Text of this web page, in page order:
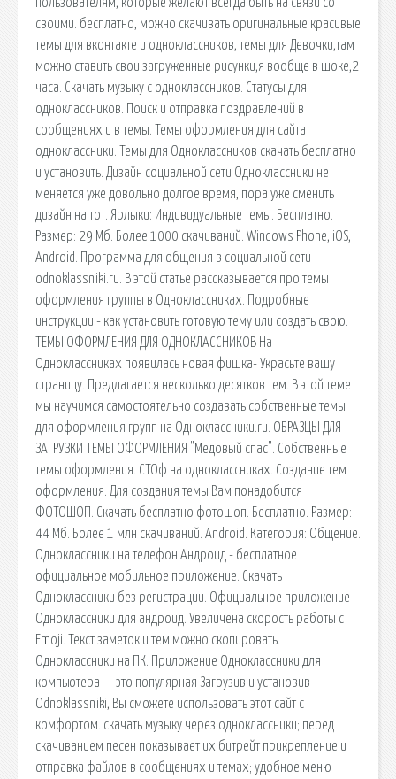
своими. бесплатно, можно скачивать оригинальные красивые
темы для вконтакте и одноклассников, темы для Девочки,там
можно ставить свои загруженные рисунки,я вообще в шоке,2
часа. Скачать музыку с одноклассников. Статусы для
одноклассников. Поиск и отправка поздравлений в
сообщениях и в темы. Темы оформления для сайта
одноклассники. Темы для Одноклассников скачать бесплатно
и установить. Дизайн социальной сети Одноклассники не
меняется уже довольно долгое время, пора уже сменить
дизайн на тот. Ярлыки: Индивидуальные темы. Бесплатно.
Размер: 29 Мб. Более 1000 скачиваний. Windows Phone, iOS,
Android. Программа для общения в социальной сети
odnoklassniki.ru. В этой статье рассказывается про темы
оформления группы в Одноклассниках. Подробные
инструкции - как установить готовую тему или создать свою.
ТЕМЫ ОФОРМЛЕНИЯ ДЛЯ ОДНОКЛАССНИКОВ На
Одноклассниках появилась новая фишка- Украсьте вашу
страницу. Предлагается несколько десятков тем. В этой теме
мы научимся самостоятельно создавать собственные темы
для оформления групп на Одноклассники.ru. ОБРАЗЦЫ ДЛЯ
ЗАГРУЗКИ ТЕМЫ ОФОРМЛЕНИЯ "Медовый спас". Собственные
темы оформления. СТОф на одноклассниках. Создание тем
оформления. Для создания темы Вам понадобится
ФОТОШОП. Скачать бесплатно фотошоп. Бесплатно. Размер:
44 Мб. Более 1 млн скачиваний. Android. Категория: Общение.
Одноклассники на телефон Андроид - бесплатное
официальное мобильное приложение. Скачать
Одноклассники без регистрации. Официальное приложение
Одноклассники для андроид. Увеличена скорость работы с
Emoji. Текст заметок и тем можно скопировать.
Одноклассники на ПК. Приложение Одноклассники для
компьютера — это популярная Загрузив и установив
Odnoklassniki, Вы сможете использовать этот сайт с
комфортом. скачать музыку через одноклассники; перед
скачиванием песен показывает их битрейт прикрепление и
отправка файлов в сообщениях и темах; удобное меню